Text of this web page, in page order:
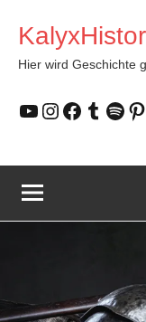
Inhalt
springen
Hier wird Geschichte
YouTube
Instagram
Tumblr